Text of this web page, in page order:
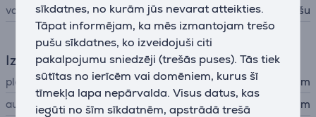
sīkdatnes, no kurām jūs nevarat atteikties.
Tāpat informējam, ka mēs izmantojam trešo
pušu sīkdatnes, ko izveidojuši citi
pakalpojumu sniedzēji (trešās puses). Tās tiek
sūtītas no ierīcēm vai domēniem, kurus šī
tīmekļa lapa nepārvalda. Visus datus, kas
iegūti no šīm sīkdatnēm, apstrādā trešā
valodas Angļu, Krievu, Latviešu
Izmēri
platums
27,1 cm
augstums
32,3 cm